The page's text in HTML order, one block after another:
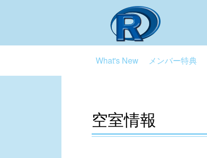
What's New メンバー特典
空室情報